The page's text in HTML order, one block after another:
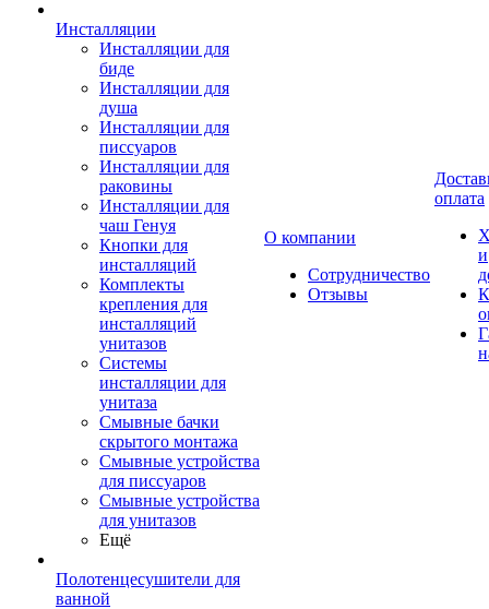
Инсталляции
Инсталляции для
биде
Инсталляции для
душа
Инсталляции для
писсуаров
Инсталляции для
раковины
Инсталляции для
чаш Генуя
Кнопки для
инсталляций
Комплекты
крепления для
инсталляций
унитазов
Системы
инсталляции для
унитаза
Смывные бачки
скрытого монтажа
Смывные устройства
для писсуаров
Смывные устройства
для унитазов
Ещё
Полотенцесушители для
ванной
О компании
Сотрудничество
Отзывы
оплата
и